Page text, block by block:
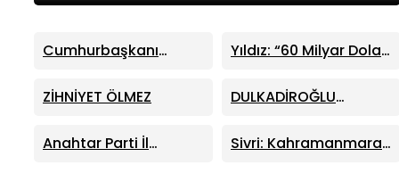
Cumhurbaşkanı
Ortaokulu Şehitlerinin
Aileleriyle Bir Araya
Yıldız: “60 Milyar Dolar
Türkiye Çok Farklı Bir
Noktada Olurdu”
ZİHNİYET ÖLMEZ
DULKADİROĞLU
AYI MECLİS TOPLANTISI
GERÇEKLEŞTİRİLDİ
Anahtar Parti İl
Sivri: Kahramanmaraş